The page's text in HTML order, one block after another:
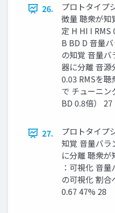
26.
プロトタイプ
徴量 聴衆が知
定 H HI I RMS
B BD D 音量
の知覚 音量
器に分離 音源
0.03 RMSを
で チューニン
BD 0.8倍） 27
27.
プロトタイプ
知覚 音量バラ
に分離 聴衆
：可視化 音
の可視化 割
0.67 47% 28